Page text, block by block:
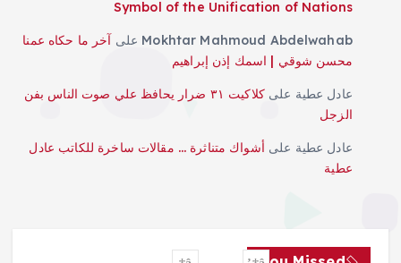
Symbol of the Unification of Nations
Mokhtar Mahmoud Abdelwahab على آخر ما حكاه عمنا
محسن شوقي | اسمك إذن إبراهيم
عادل عطية على
كلاكيت ٣١ ضرار يحافظ علي صوت الناس بفن
الزجل
عادل عطية على أشواك متناثرة … مقالات ساخرة للكاتب عادل
عطية